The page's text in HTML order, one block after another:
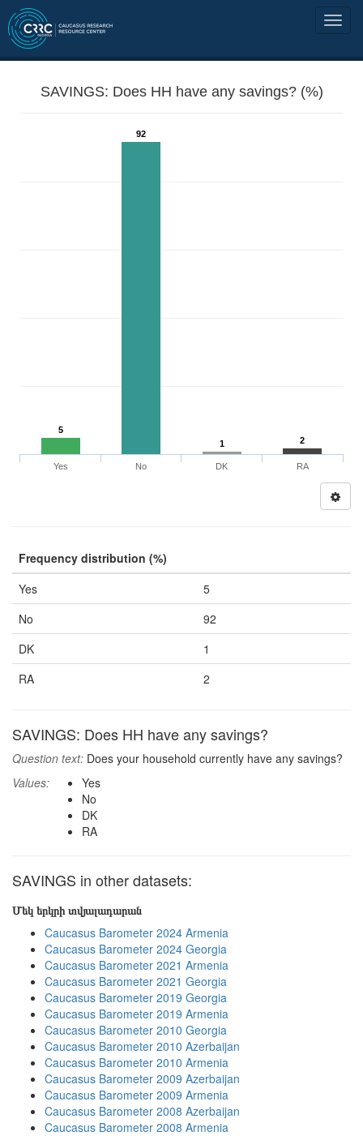
SAVINGS: Does HH have any savings? (%)
5
92
1 2
Yes No DK RA
Frequency distribution (%)
Yes
5
No
92
DK
1
RA
2
SAVINGS: Does HH have any savings?
Question text: Does your household currently have any savings?
Values:
Yes
No
DK
RA
SAVINGS in other datasets:
Մեկ երկրի տվյալադարան
Caucasus Barometer 2024 Armenia
Caucasus Barometer 2024 Georgia
Caucasus Barometer 2021 Armenia
Caucasus Barometer 2021 Georgia
Caucasus Barometer 2019 Georgia
Caucasus Barometer 2019 Armenia
Caucasus Barometer 2010 Georgia
Caucasus Barometer 2010 Azerbaijan
Caucasus Barometer 2010 Armenia
Caucasus Barometer 2009 Azerbaijan
Caucasus Barometer 2009 Armenia
Caucasus Barometer 2008 Azerbaijan
Caucasus Barometer 2008 Armenia